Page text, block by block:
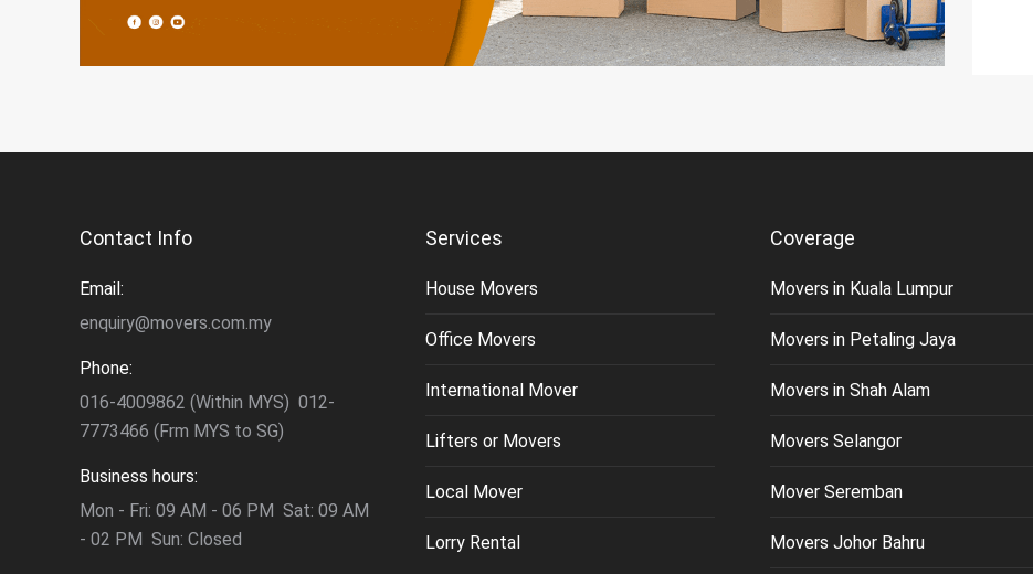
Contact Info
Email:
enquiry@movers.com.my
Phone:
016-4009862 (Within MYS) 012-
7773466 (Frm MYS to SG)
Business hours:
Mon - Fri: 09 AM - 06 PM Sat: 09 AM
- 02 PM Sun: Closed
Services
House Movers
Office Movers
International Mover
Lifters or Movers
Local Mover
Lorry Rental
Coverage
Movers in Kuala Lumpur
Movers in Petaling Jaya
Movers in Shah Alam
Movers Selangor
Mover Seremban
Movers Johor Bahru